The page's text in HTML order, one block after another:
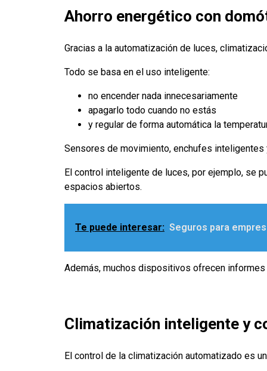
Ahorro energético con
Gracias a la automatización de luces,
Todo se basa en el uso inteligente:
no encender nada innecesariamente
apagarlo todo cuando no estás
y regular de forma automática la
Sensores de movimiento, enchufes
El control inteligente de luces, por ejemplo, se
espacios abiertos.
Te puede interesar: Seguros para
Además, muchos dispositivos ofrecen
Climatización inteligente y
El control de la climatización automatizado es